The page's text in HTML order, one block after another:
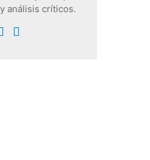
análisis críticos.